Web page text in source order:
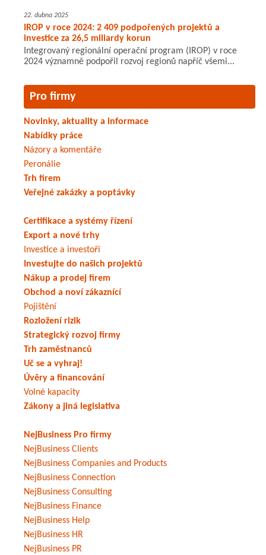
22. dubna 2025
IROP v roce 2024: 2 409 podpořených projektů a
investice za 26,5 miliardy korun
Integrovaný regionální operační program (IROP) v roce
2024 významně podpořil rozvoj regionů napříč všemi...
Pro firmy
Novinky, aktuality a informace
Nabídky práce
Názory a komentáře
Peronálie
Trh firem
Veřejné zakázky a poptávky
Certifikace a systémy řízení
Export a nové trhy
Investice a investoři
Investujte do našich projektů
Nákup a prodej firem
Obchod a noví zákaznící
Pojištění
Rozložení rizik
Strategický rozvoj firmy
Trh zaměstnanců
Uč se a vyhraj!
Úvěry a financování
Volné kapacity
Zákony a jiná legislativa
NejBusiness Pro firmy
NejBusiness Clients
NejBusiness Companies and Products
NejBusiness Connection
NejBusiness Consulting
NejBusiness Finance
NejBusiness Help
NejBusiness HR
NejBusiness PR